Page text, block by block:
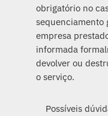
obrigatório no
sequenciamento
empresa
informada
devolver ou
o serviço.
Possíveis